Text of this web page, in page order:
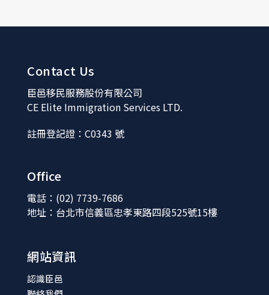
Contact Us
臣邑移民服務股份有限公司
CE Elite Immigration Services LTD.
註冊登記證：C0343 號
Office
電話：(02) 7739-7686
地址：台北市信義區忠孝東路四段525號15樓
網站資訊
認識臣邑